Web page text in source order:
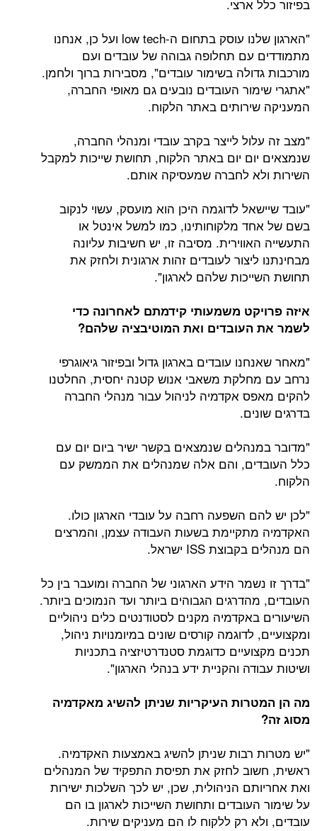
בפיזור כלל ארצי.
"הארגון שלנו עוסק בתחום ה-low tech ועל כן, אנחנו
מתמודדים עם תחלופה גבוהה של עובדים ועם
מורכבות גדולה בשימור עובדים", מסבירות ברוך ולחמן.
"אתגרי שימור העובדים נובעים גם מאופי החברה,
המעניקה שירותים באתר הלקוח.
"מצב זה עלול לייצר בקרב עובדי ומנהלי החברה,
שנמצאים יום יום באתר הלקוח, תחושת שייכות למקבל
השירות ולא לחברה שמעסיקה אותם.
"עובד שיישאל לדוגמה היכן הוא מועסק, עשוי לנקוב
בשם של אחד מלקוחותינו, כמו למשל אינטל או
התעשייה האווירית. מסיבה זו, יש חשיבות עליונה
מבחינתנו ליצור לעובדים זהות ארגונית ולחזק את
תחושת השייכות שלהם לארגון".
איזה פרויקט משמעותי קידמתם לאחרונה כדי
לשמר את העובדים ואת המוטיבציה שלהם?
"מאחר שאנחנו עובדים בארגון גדול ובפיזור גיאוגרפי
נרחב עם מחלקת משאבי אנוש קטנה יחסית, החלטנו
להקים מאפס אקדמיה לניהול עבור מנהלי החברה
בדרגים שונים.
"מדובר במנהלים שנמצאים בקשר ישיר ביום יום עם
כלל העובדים, והם אלה שמנהלים את הממשק עם
הלקוח.
"לכן יש להם השפעה רחבה על עובדי הארגון כולו.
האקדמיה מתקיימת בשעות העבודה עצמן, והמרצים
הם מנהלים בקבוצת ISS ישראל.
"בדרך זו נשמר הידע הארגוני של החברה ומועבר בין כל
העובדים, מהדרגים הגבוהים ביותר ועד הנמוכים ביותר.
השיעורים באקדמיה מקנים לסטודנטים כלים ניהוליים
ומקצועיים, לדוגמה קורסים שונים במיומנויות ניהול,
תכנים מקצועיים כדוגמת סטנדרטיזציה בתכניות
ושיטות עבודה והקניית ידע בנהלי הארגון".
מה הן המטרות העיקריות שניתן להשיג מאקדמיה
מסוג זה?
"יש מטרות רבות שניתן להשיג באמצעות האקדמיה.
ראשית, חשוב לחזק את תפיסת התפקיד של המנהלים
ואת אחריותם הניהולית, שכן, יש לכך השלכות ישירות
על שימור העובדים ותחושת השייכות לארגון בו הם
עובדים, ולא רק ללקוח לו הם מעניקים שירות.